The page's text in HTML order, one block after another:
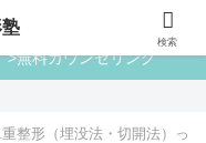
>無料カウンセリング
重整形（埋没法・切開法）っ
検索